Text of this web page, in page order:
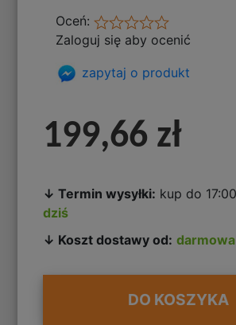
Oceń:
Zaloguj się aby ocenić
zapytaj o produkt
199,66 zł
↓ Termin wysyłki: kup do
dziś
↓ Koszt dostawy od:
DO KOSZYKA